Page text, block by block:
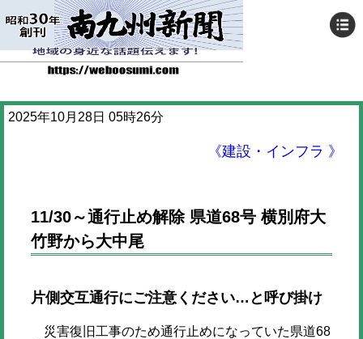
2025年10月28日 05時26分
《建設・インフラ 》
11/30～通行止め解除 県道68号 横別府大
竹野から大中尾
片側交互通行にご注意ください…と呼び掛け
災害復旧工事のため通行止めになっていた県道68